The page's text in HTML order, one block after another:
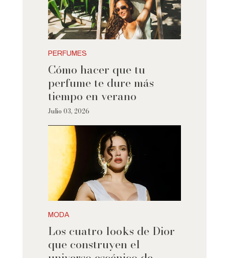
PERFUMES
Cómo hacer que tu
perfume te dure más
tiempo en verano
Julio 03, 2026
MODA
Los cuatro looks de Dior
que construyen el